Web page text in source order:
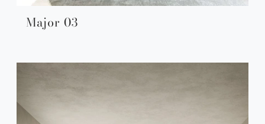
Major 03